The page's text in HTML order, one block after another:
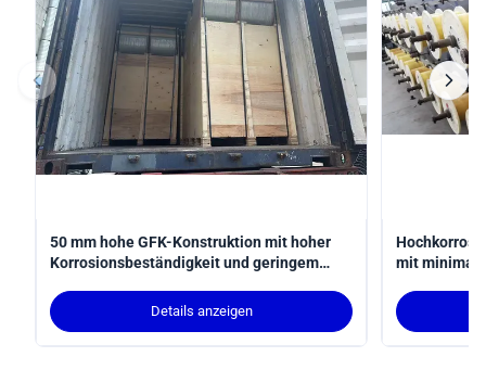
50 mm hohe GFK-Konstruktion mit hoher
Korrosionsbeständigkeit und geringem
strukturelle Unterstützung
Details anzeigen
mit
industrielle